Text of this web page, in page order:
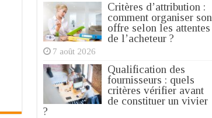
Critères d’attribution :
comment organiser son
offre selon les attentes
de l’acheteur ?
7 août 2026
Qualification des
fournisseurs : quels
critères vérifier avant
de constituer un vivier
?